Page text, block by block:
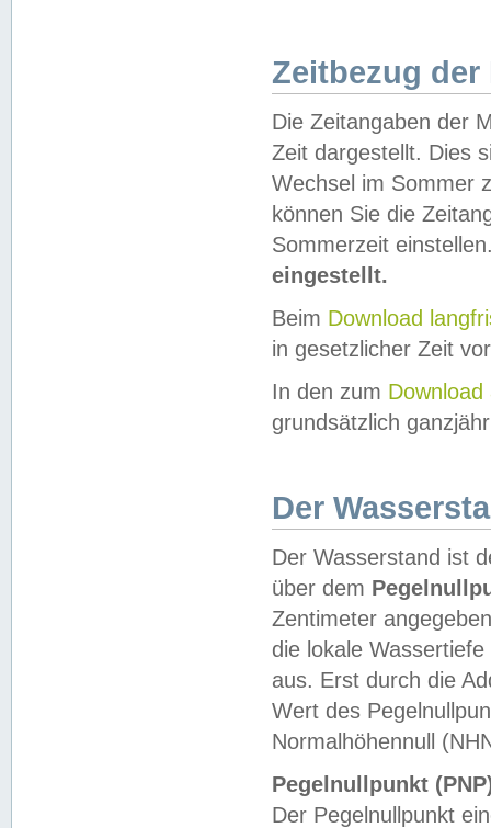
Zeitbezug der
Die Zeitangaben der
Zeit dargestellt. Dies
Wechsel im Sommer
können Sie die
Sommerzeit
eingestellt.
Beim Download
in gesetzlicher Zeit
In den zum Download
grundsätzlich
Der
Der Wasserstand ist
über dem
Zentimeter
die lokale
aus. Erst durch die
Wert des
Normalhöhennull
Pegelnullpunkt
Der Pegelnullpunkt